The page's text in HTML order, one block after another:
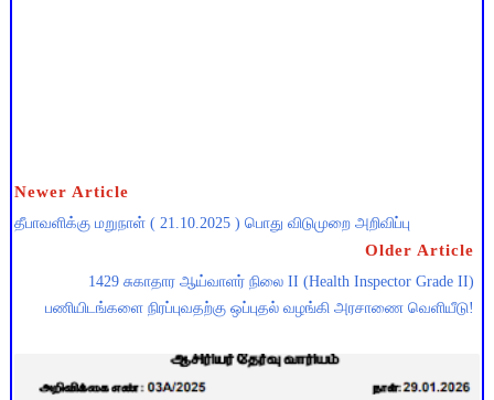
Newer Article
தீபாவளிக்கு மறுநாள் ( 21.10.2025 ) பொது விடுமுறை அறிவிப்பு
Older Article
1429 சுகாதார ஆய்வாளர் நிலை II (Health Inspector Grade II)
பணியிடங்களை நிரப்புவதற்கு ஒப்புதல் வழங்கி அரசாணை வெளியீடு!